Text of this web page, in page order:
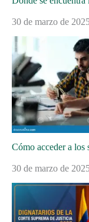
30 de marzo de
Cómo acceder a los
30 de marzo de